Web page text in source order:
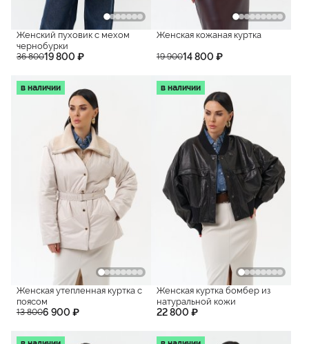
Женский пуховик с мехом
чернобурки
36 80019 800 ₽
Женская кожаная куртка
19 90014 800 ₽
в наличии
Женская утепленная куртка с
поясом
13 8006 900 ₽
в наличии
Женская куртка бомбер из
натуральной кожи
22 800 ₽